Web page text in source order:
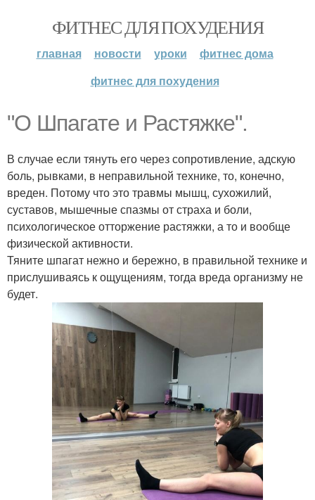
ФИТНЕС ДЛЯ ПОХУДЕНИЯ
главная новости уроки
фитнес дома
фитнес для похудения
"О Шпагате и Растяжке".
В случае если тянуть его через сопротивление, адскую
боль, рывками, в неправильной технике, то, конечно,
вреден. Потому что это травмы мышц, сухожилий,
суставов, мышечные спазмы от страха и боли,
психологическое отторжение растяжки, а то и вообще
физической активности.
Тяните шпагат нежно и бережно, в правильной технике и
прислушиваясь к ощущениям, тогда вреда организму не
будет.